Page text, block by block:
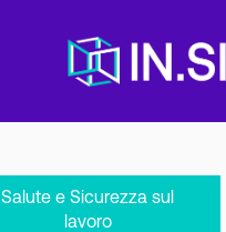
Salute e Sicurezza sul
lavoro